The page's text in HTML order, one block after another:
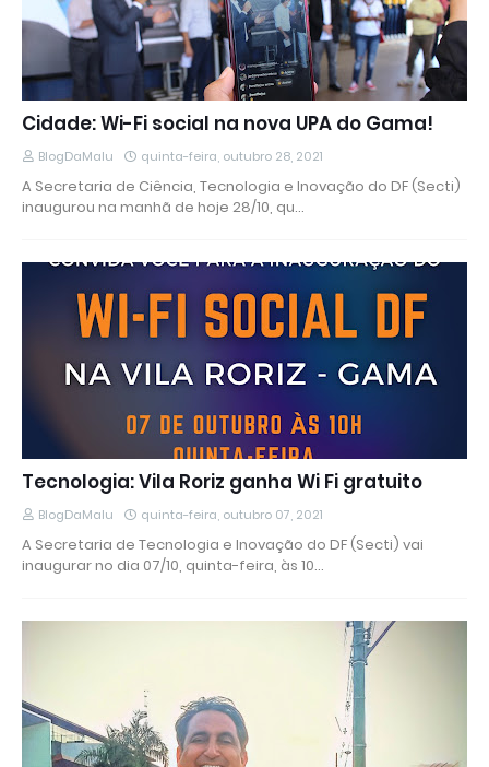
Cidade: Wi-Fi social na nova UPA do Gama!
BlogDaMalu quinta-feira, outubro 28, 2021
A Secretaria de Ciência, Tecnologia e Inovação do DF (Secti)
inaugurou na manhã de hoje 28/10, qu…
Tecnologia: Vila Roriz ganha Wi Fi gratuito
BlogDaMalu quinta-feira, outubro 07, 2021
A Secretaria de Tecnologia e Inovação do DF (Secti) vai
inaugurar no dia 07/10, quinta-feira, às 10…